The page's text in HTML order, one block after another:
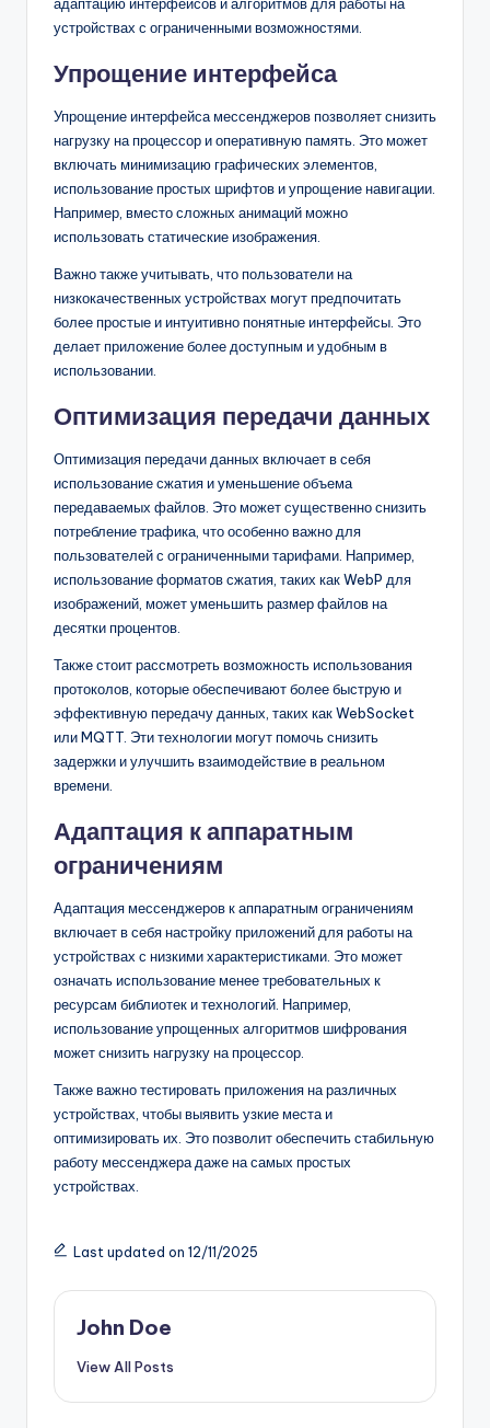
устройствах с ограниченными возможностями.
Упрощение интерфейса
Упрощение интерфейса мессенджеров позволяет снизить
нагрузку на процессор и оперативную память. Это может
включать минимизацию графических элементов,
использование простых шрифтов и упрощение навигации.
Например, вместо сложных анимаций можно
использовать статические изображения.
Важно также учитывать, что пользователи на
низкокачественных устройствах могут предпочитать
более простые и интуитивно понятные интерфейсы. Это
делает приложение более доступным и удобным в
использовании.
Оптимизация передачи данных
Оптимизация передачи данных включает в себя
использование сжатия и уменьшение объема
передаваемых файлов. Это может существенно снизить
потребление трафика, что особенно важно для
пользователей с ограниченными тарифами. Например,
использование форматов сжатия, таких как WebP для
изображений, может уменьшить размер файлов на
десятки процентов.
Также стоит рассмотреть возможность использования
протоколов, которые обеспечивают более быструю и
эффективную передачу данных, таких как WebSocket
или MQTT. Эти технологии могут помочь снизить
задержки и улучшить взаимодействие в реальном
времени.
Адаптация к аппаратным
ограничениям
Адаптация мессенджеров к аппаратным ограничениям
включает в себя настройку приложений для работы на
устройствах с низкими характеристиками. Это может
означать использование менее требовательных к
ресурсам библиотек и технологий. Например,
использование упрощенных алгоритмов шифрования
может снизить нагрузку на процессор.
Также важно тестировать приложения на различных
устройствах, чтобы выявить узкие места и
оптимизировать их. Это позволит обеспечить стабильную
работу мессенджера даже на самых простых
устройствах.
Last updated on 12/11/2025
John Doe
View All Posts